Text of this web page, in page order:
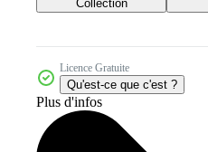
Collection
Licence Gratuite
Qu'est-ce que c'est ?
Plus d'infos